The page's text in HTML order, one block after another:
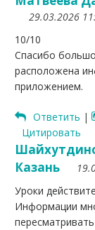
29.03.2026
10/10
Спасибо
расположена
приложением.
Ответить |
Цитировать
Казань
Уроки
Информации